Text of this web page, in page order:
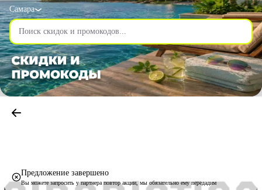
Самара
Предложение завершено
Вы можете запросить у партнера повтор акции, мы обязательно ему передадим